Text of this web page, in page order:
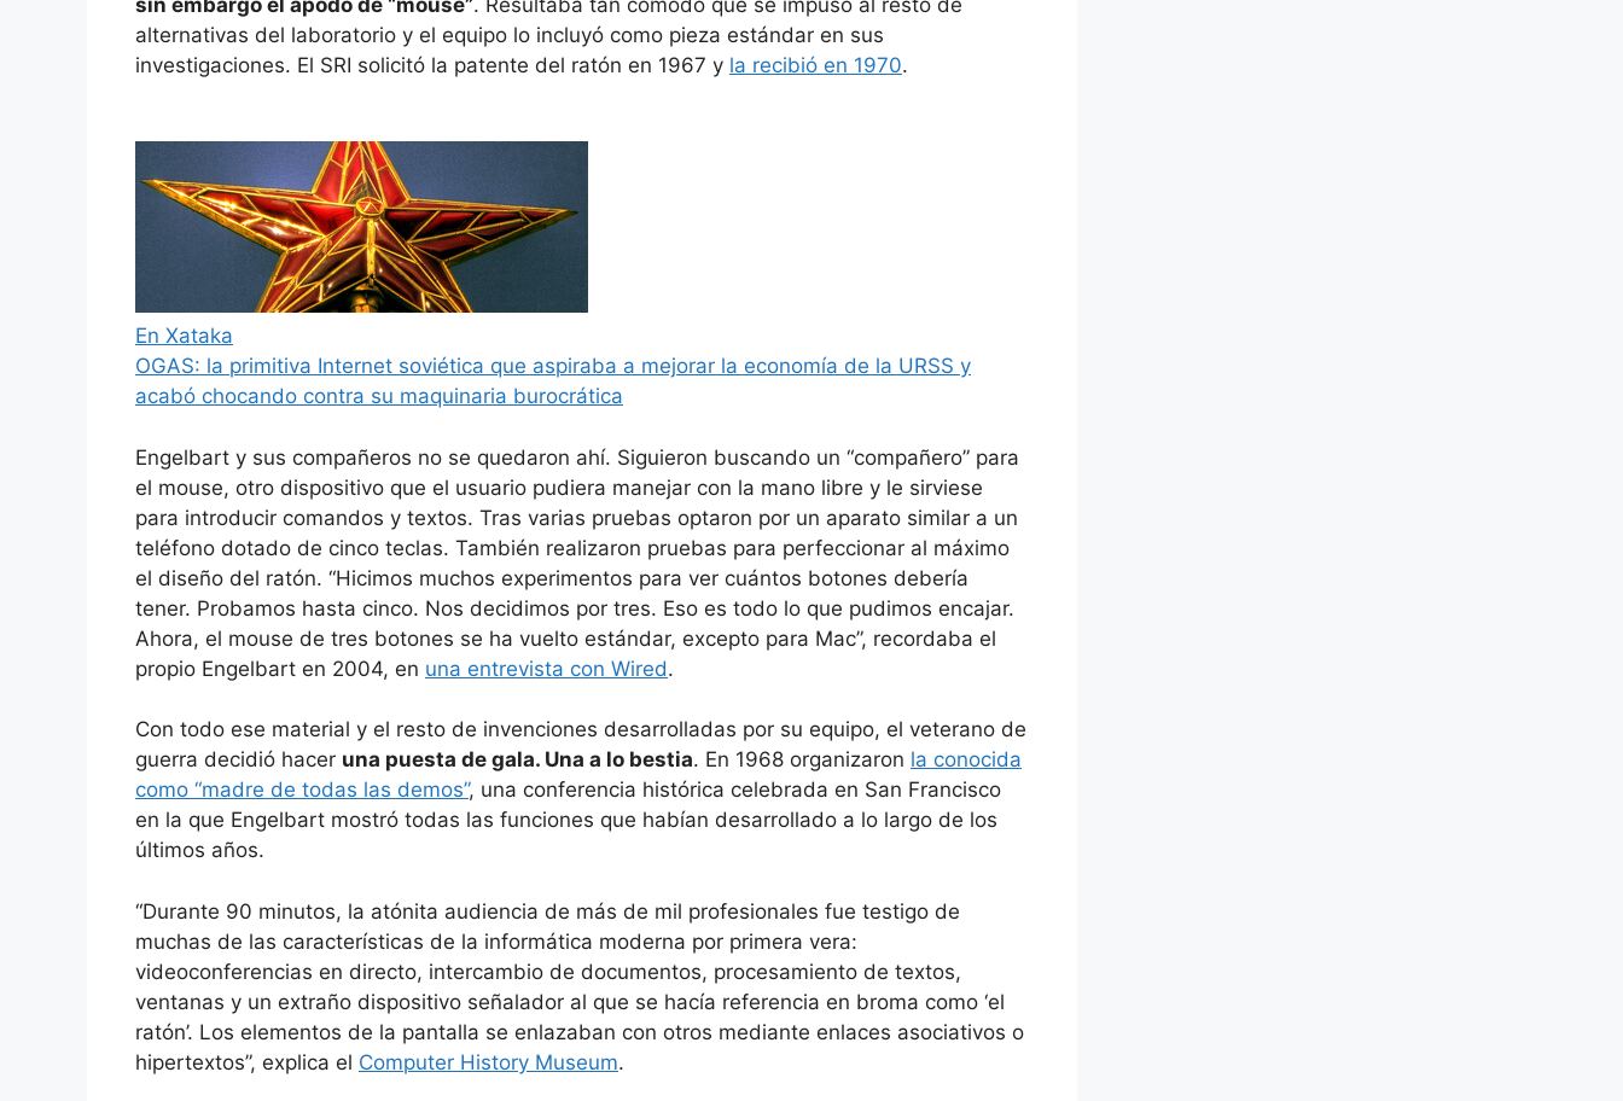
alternativas del laboratorio y el equipo lo incluyó como pieza estándar en sus
investigaciones. El SRI solicitó la patente del ratón en 1967 y la recibió en 1970.
En Xataka
OGAS: la primitiva Internet soviética que aspiraba a mejorar la economía de la URSS y
acabó chocando contra su maquinaria burocrática
Engelbart y sus compañeros no se quedaron ahí. Siguieron buscando un “compañero” para
el mouse, otro dispositivo que el usuario pudiera manejar con la mano libre y le sirviese
para introducir comandos y textos. Tras varias pruebas optaron por un aparato similar a un
teléfono dotado de cinco teclas. También realizaron pruebas para perfeccionar al máximo
el diseño del ratón. “Hicimos muchos experimentos para ver cuántos botones debería
tener. Probamos hasta cinco. Nos decidimos por tres. Eso es todo lo que pudimos encajar.
Ahora, el mouse de tres botones se ha vuelto estándar, excepto para Mac”, recordaba el
propio Engelbart en 2004, en una entrevista con Wired.
Con todo ese material y el resto de invenciones desarrolladas por su equipo, el veterano de
guerra decidió hacer una puesta de gala. Una a lo bestia. En 1968 organizaron la conocida
como “madre de todas las demos”, una conferencia histórica celebrada en San Francisco
en la que Engelbart mostró todas las funciones que habían desarrollado a lo largo de los
últimos años.
“Durante 90 minutos, la atónita audiencia de más de mil profesionales fue testigo de
muchas de las características de la informática moderna por primera vera:
videoconferencias en directo, intercambio de documentos, procesamiento de textos,
ventanas y un extraño dispositivo señalador al que se hacía referencia en broma como ‘el
ratón’. Los elementos de la pantalla se enlazaban con otros mediante enlaces asociativos o
hipertextos”, explica el Computer History Museum.